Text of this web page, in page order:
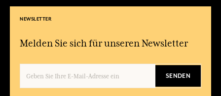
NEWSLETTER
Melden Sie sich für unseren Newsletter
SENDEN